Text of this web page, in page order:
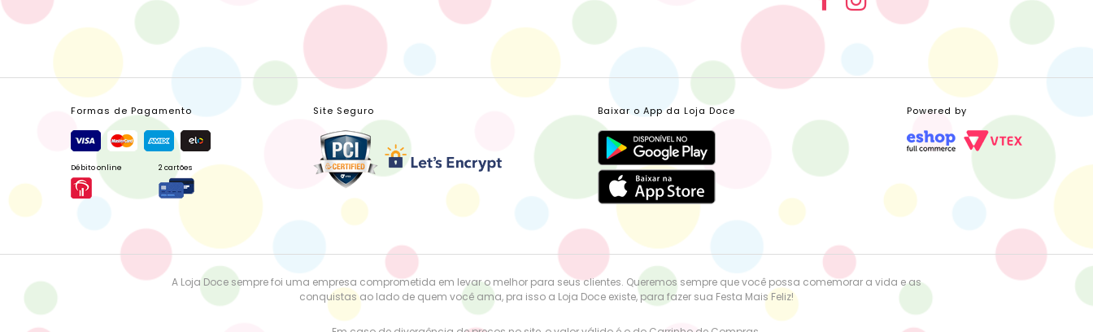
Formas de Pagamento
Débito online 2 cartões
Site Seguro Baixar o App da Loja Doce Powered by
A Loja Doce sempre foi uma empresa comprometida em levar o melhor para seus clientes. Queremos sempre que você possa comemorar a vida e as
conquistas ao lado de quem você ama, pra isso a Loja Doce existe, para fazer sua Festa Mais Feliz!